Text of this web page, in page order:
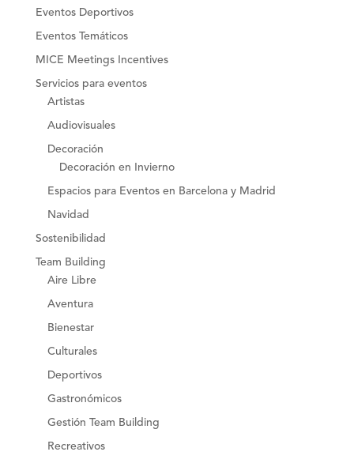
Eventos Deportivos
Eventos Temáticos
MICE Meetings Incentives
Servicios para eventos
Artistas
Audiovisuales
Decoración
Decoración en Invierno
Espacios para Eventos en Barcelona y Madrid
Navidad
Sostenibilidad
Team Building
Aire Libre
Aventura
Bienestar
Culturales
Deportivos
Gastronómicos
Gestión Team Building
Recreativos